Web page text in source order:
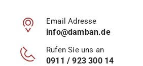
Email Adresse
info@damban.de
Rufen Sie uns an
0911 / 923 300 14